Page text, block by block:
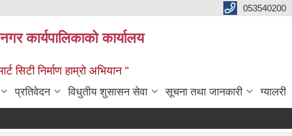
053540200
कार्यपालिकाको कार्यालय
सिटी निर्माण हाम्रो अभियान "
प्रतिवेदन विधुतीय शुसासन सेवा सूचना तथा जानकारी ग्यालरी